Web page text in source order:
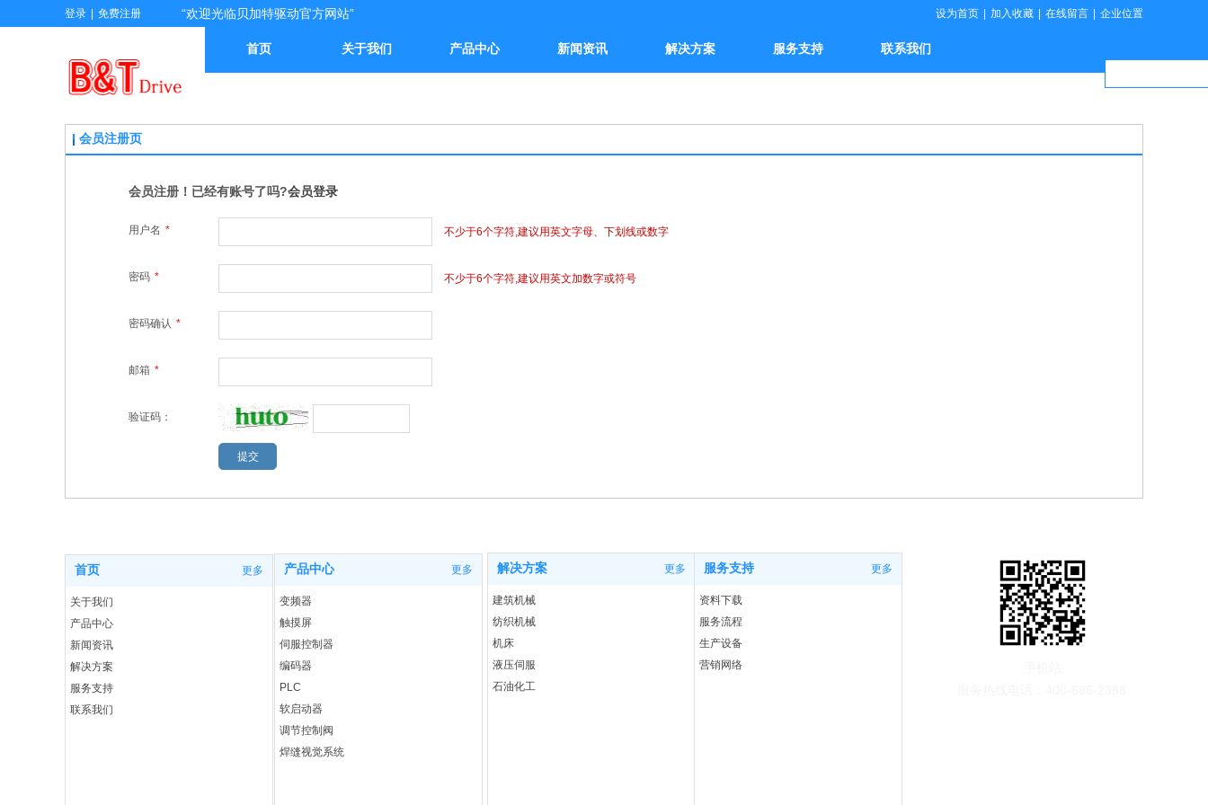
“欢迎光临贝加特驱动官方网站”
首页 关于我们 产品中心 新闻资讯 解决方案 服务支持 联系我们
登录 免费注册 设为首页 加入收藏 在线留言 企业位置
会员注册页
会员注册！已经有账号了吗?会员登录
用户名 * 不少于6个字符,建议用英文字母、下划线或数字
密码 * 不少于6个字符,建议用英文加数字或符号
密码确认 *
邮箱 *
验证码：
首页 更多
关于我们
产品中心
新闻资讯
解决方案
服务支持
联系我们
产品中心 更多
变频器
触摸屏
伺服控制器
编码器
PLC
软启动器
调节控制阀
焊缝视觉系统
解决方案 更多
建筑机械
纺织机械
机床
液压伺服
石油化工
服务支持 更多
资料下载
服务流程
生产设备
营销网络